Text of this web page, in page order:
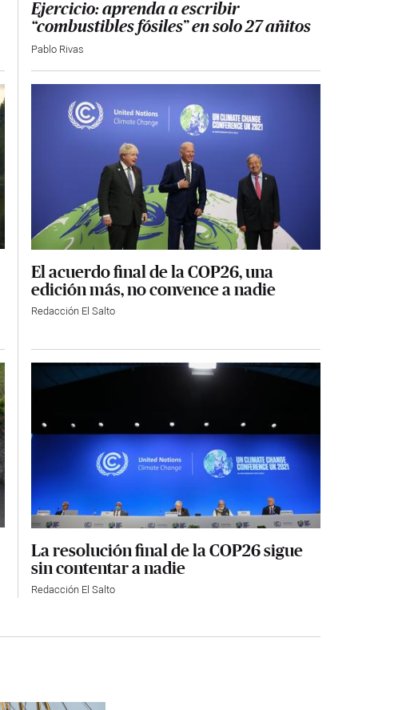
Ejercicio: aprenda a escribir
“combustibles fósiles” en solo 27 añitos
Pablo Rivas
El acuerdo final de la COP26, una
edición más, no convence a nadie
Redacción El Salto
La resolución final de la COP26 sigue
sin contentar a nadie
Redacción El Salto